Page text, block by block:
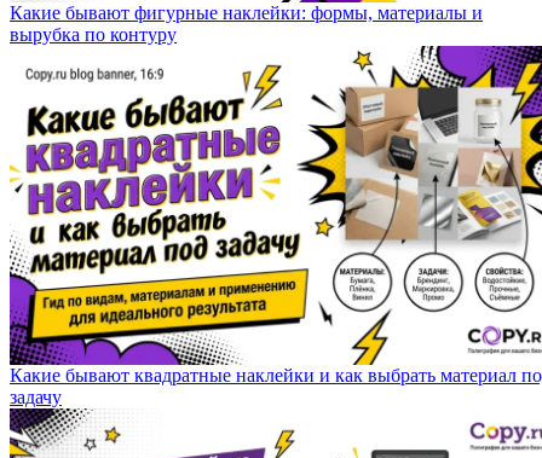
Какие бывают фигурные наклейки: формы, материалы и
вырубка по контуру
Какие бывают квадратные наклейки и как выбрать материал
задачу